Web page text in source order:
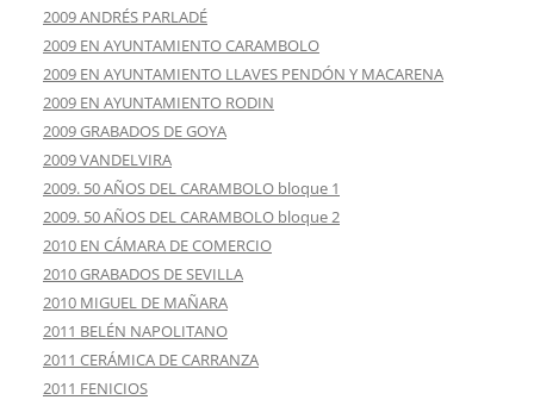
2009 ANDRÉS PARLADÉ
2009 EN AYUNTAMIENTO CARAMBOLO
2009 EN AYUNTAMIENTO LLAVES PENDÓN Y MACARENA
2009 EN AYUNTAMIENTO RODIN
2009 GRABADOS DE GOYA
2009 VANDELVIRA
2009. 50 AÑOS DEL CARAMBOLO bloque 1
2009. 50 AÑOS DEL CARAMBOLO bloque 2
2010 EN CÁMARA DE COMERCIO
2010 GRABADOS DE SEVILLA
2010 MIGUEL DE MAÑARA
2011 BELÉN NAPOLITANO
2011 CERÁMICA DE CARRANZA
2011 FENICIOS